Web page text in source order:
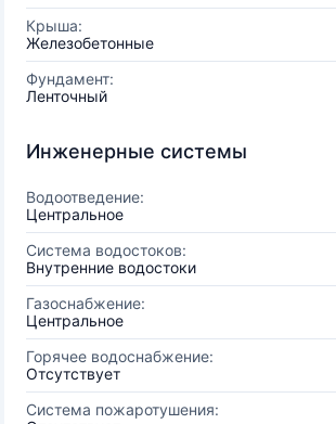
Крыша:
Железобетонные
Фундамент:
Ленточный
Инженерные системы
Водоотведение:
Центральное
Система водостоков:
Внутренние водостоки
Газоснабжение:
Центральное
Горячее водоснабжение:
Отсутствует
Система пожаротушения: